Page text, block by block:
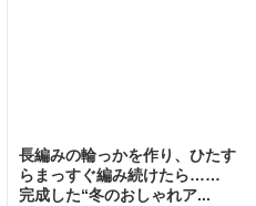
長編みの輪っかを作り、ひたす
らまっすぐ編み続けたら……
完成した“冬のおしゃれア...